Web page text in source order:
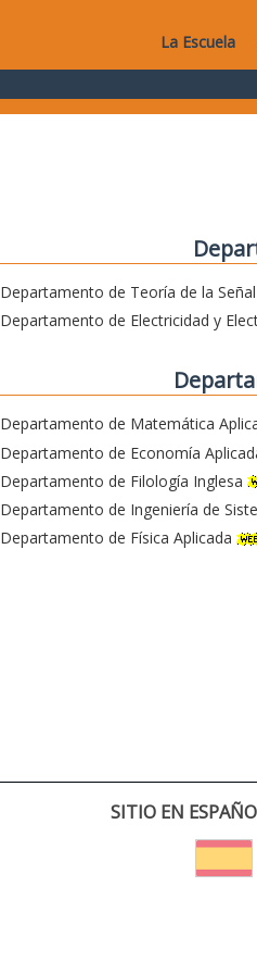
La Escuela
Departamento de Teoría de la
Departamento de Electricidad y
Departamento de Matemática
Departamento de Economía
Departamento de Filología Inglesa
Departamento de Ingeniería de
Departamento de Física Aplicada
SITIO EN